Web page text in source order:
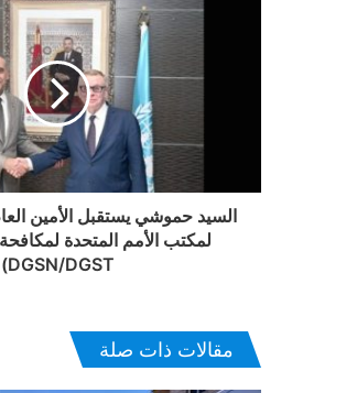
يوليو 6, 2026
يونيو 14, 2026
تعزية ومواساة في وفاة
السيد حموشي يستقبل الأمين
لمكتب الأمم المتحدة
DGSN/DGST)
مقالات ذات صلة